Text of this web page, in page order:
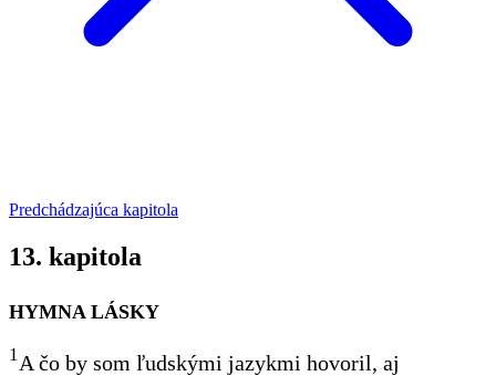
Predchádzajúca kapitola
13. kapitola
HYMNA LÁSKY
1A čo by som ľudskými jazykmi hovoril, aj